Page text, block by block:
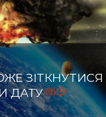
ЗІТКНУТИСЯ
ДАТУ